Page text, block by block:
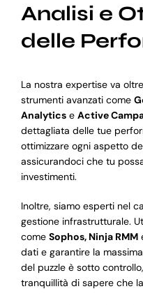
Analisi e
delle
La nostra expertise va
strumenti avanzati come
Analyticse Active
dettagliata delle tue
ottimizzare ogni aspetto
assicurandoci che tu
investimenti.
Inoltre, siamo esperti nel
gestione infrastrutturale.
come Sophos, Ninja RMM
dati e garantire la
del puzzle è sotto
tranquillità di sapere che